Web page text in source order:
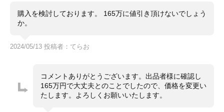
・バックル番号:153148
考程度にお考えください。）
ガラスにキズやカケはありません。
ストラップは使用感・汗じみが強く、交換した方が良さ
そうです。
購入を検討しております。 165万に値引き頂けないでしょう
か。
2024/05/13 投稿者：てらお
コメントありがとうございます。出品者様に確認し
165万円で大丈夫とのことでしたので、価格を変更い
たします。よろしくお願いいたします。